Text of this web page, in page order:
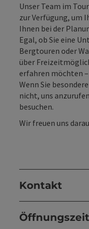
Unser Team im
zur Verfügung, um
Ihnen bei der
Egal, ob Sie eine
Bergtouren oder
über
erfahren möchten
Wenn Sie
nicht, uns
besuchen.
Wir freuen uns
Kontakt